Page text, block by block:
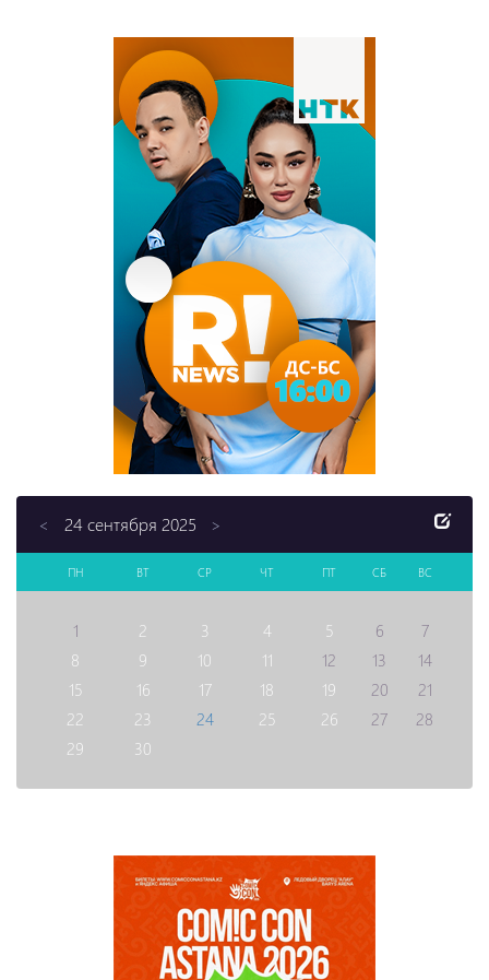
< 24 сентября 2025 >
ПН ВТ СР ЧТ ПТ СБ ВС
1 2 3 4 5 6
7
8
9 10 11 12 13
14
15
16 17 18 19 20
21
22
23 24 25 26 27
28
29
30